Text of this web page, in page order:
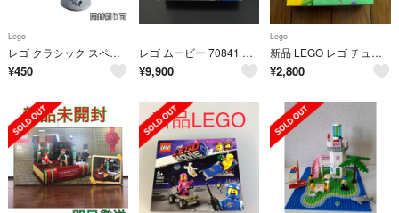
Lego
レゴ クラシック スペース ドロイド ミニフィギュア 70841 正規品
¥450
レゴ ムービー 70841 ベニーの宇宙スクワッド
¥9,900
Lego
新品 LEGO レゴ チューリップ 40461 TULIP 花 フラワー FLOWER
¥2,800